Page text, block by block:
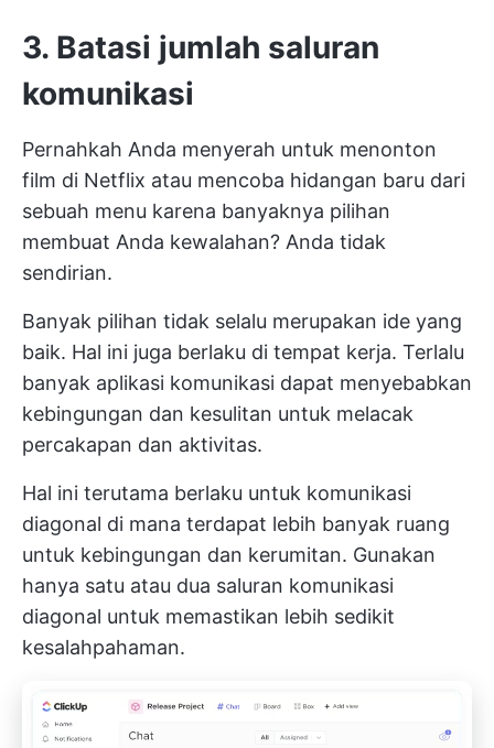
3. Batasi jumlah saluran
komunikasi
Pernahkah Anda menyerah untuk menonton
film di Netflix atau mencoba hidangan baru dari
sebuah menu karena banyaknya pilihan
membuat Anda kewalahan? Anda tidak
sendirian.
Banyak pilihan tidak selalu merupakan ide yang
baik. Hal ini juga berlaku di tempat kerja. Terlalu
banyak aplikasi komunikasi dapat menyebabkan
kebingungan dan kesulitan untuk melacak
percakapan dan aktivitas.
Hal ini terutama berlaku untuk komunikasi
diagonal di mana terdapat lebih banyak ruang
untuk kebingungan dan kerumitan. Gunakan
hanya satu atau dua saluran komunikasi
diagonal untuk memastikan lebih sedikit
kesalahpahaman.